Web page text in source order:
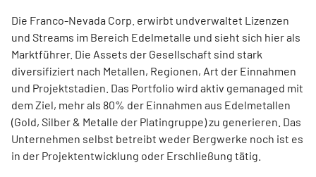
Die Franco-Nevada Corp. erwirbt undverwaltet Lizenzen
und Streams im Bereich Edelmetalle und sieht sich hier als
Marktführer. Die Assets der Gesellschaft sind stark
diversifiziert nach Metallen, Regionen, Art der Einnahmen
und Projektstadien. Das Portfolio wird aktiv gemanaged mit
dem Ziel, mehr als 80% der Einnahmen aus Edelmetallen
(Gold, Silber & Metalle der Platingruppe) zu generieren. Das
Unternehmen selbst betreibt weder Bergwerke noch ist es
in der Projektentwicklung oder Erschließung tätig.